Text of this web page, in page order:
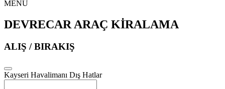
MENU
DEVRECAR ARAÇ KİRALAMA
ALIŞ / BIRAKIŞ
Kayseri Havalimanı Dış Hatlar